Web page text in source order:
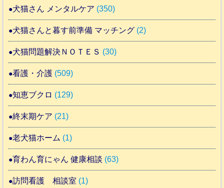
犬猫さん メンタルケア (350)
犬猫さんと暮す前準備 マッチング (2)
犬猫問題解決ＮＯＴＥＳ (30)
看護・介護 (509)
知恵ブクロ (129)
終末期ケア (21)
老犬猫ホーム (1)
育わん育にゃん 健康相談 (63)
訪問看護 相談室 (1)